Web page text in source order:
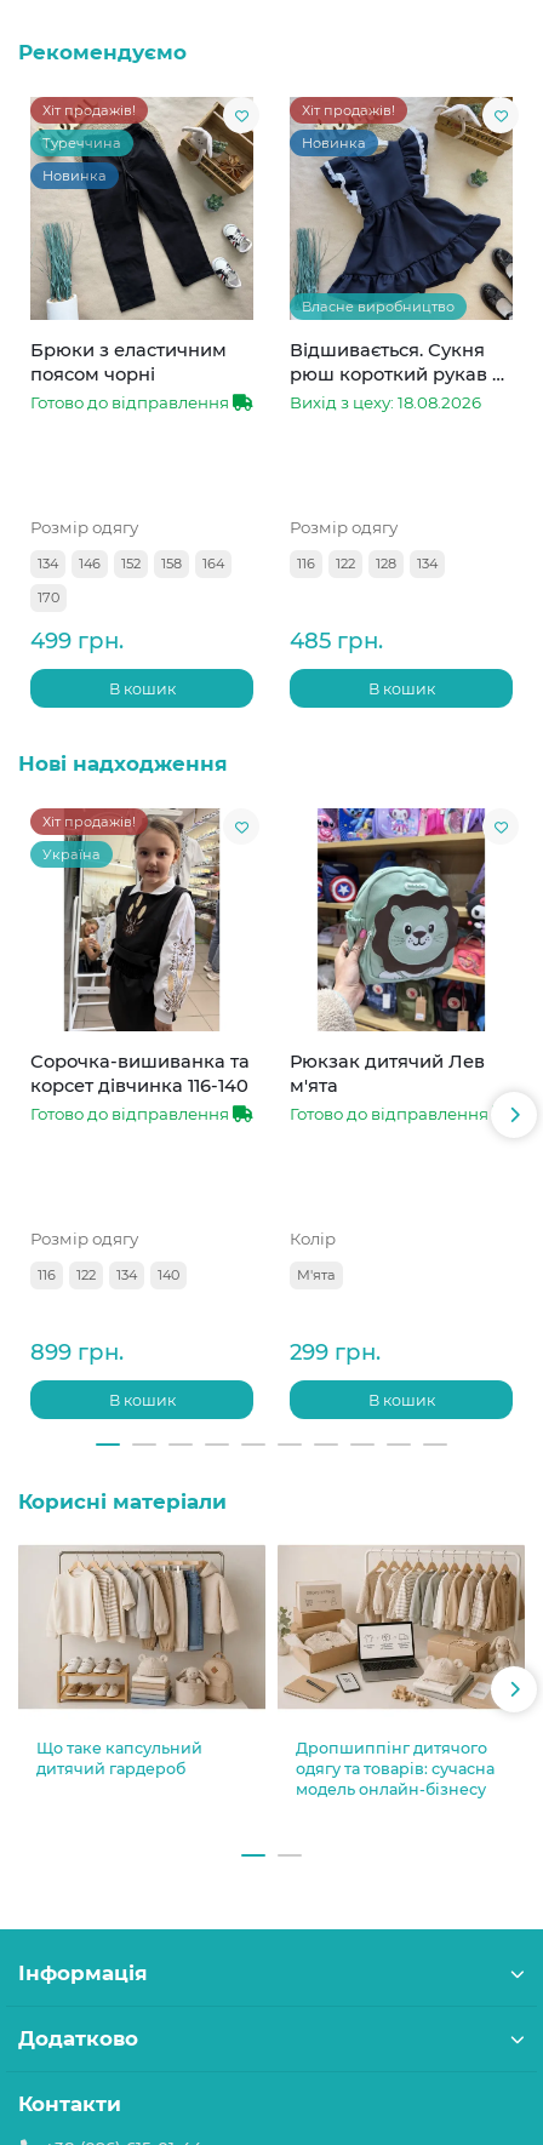
Рекомендуємо
Хіт продажів!
Туреччина
Новинка
Брюки з еластичним
поясом чорні
Готово до відправлення
Розмір одягу
134 146 152 158
164
170
499 грн.
В кошик
Хіт продажів!
Новинка
Власне виробництво
Відшивається. Сукня
рюш короткий рукав з
мереживом синя
Вихід з цеху: 18.08.2026
Розмір одягу
116 122 128 134
485 грн.
В кошик
Нові надходження
Хіт продажів!
Україна
Сорочка-вишиванка та
корсет дівчинка 116-140
Готово до відправлення
Розмір одягу
116 122 134 140
899 грн.
В кошик
Рюкзак дитячий Лев
м'ята
Готово до відправлення
Колір
М'ята
299 грн.
В кошик
Корисні матеріали
Що таке капсульний
дитячий гардероб
Дропшиппінг дитячого
одягу та товарів: сучасна
модель онлайн-бізнесу
Інформація
Додатково
Контакти